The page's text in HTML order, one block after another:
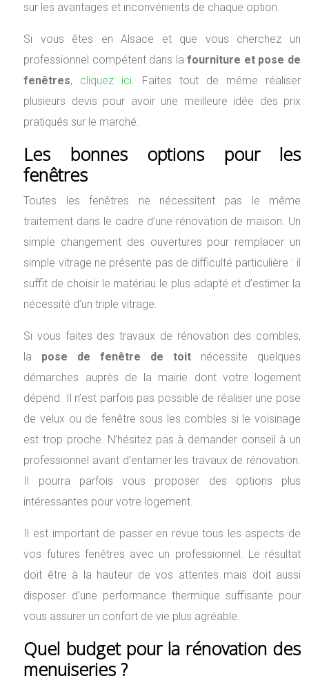
sur les avantages et inconvénients de chaque option.
Si vous êtes en Alsace et que vous cherchez un
professionnel compétent dans lafourniture et pose de
fenêtres, cliquez ici. Faites tout de même réaliser
plusieurs devis pour avoir une meilleure idée des prix
pratiqués sur le marché.
Les bonnes options pour les
fenêtres
Toutes les fenêtres ne nécessitent pas le même
traitement dans le cadre d’une rénovation de maison. Un
simple changement des ouvertures pour remplacer un
simple vitrage ne présente pas de difficulté particulière : il
suffit de choisir le matériau le plus adapté et d’estimer la
nécessité d’un triple vitrage.
Si vous faites des travaux de rénovation des combles,
la pose de fenêtre de toit nécessite quelques
démarches auprès de la mairie dont votre logement
dépend. Il n’est parfois pas possible de réaliser une pose
de velux ou de fenêtre sous les combles si le voisinage
est trop proche. N’hésitez pas à demander conseil à un
professionnel avant d’entamer les travaux de rénovation.
Il pourra parfois vous proposer des options plus
intéressantes pour votre logement.
Il est important de passer en revue tous les aspects de
vos futures fenêtres avec un professionnel. Le résultat
doit être à la hauteur de vos attentes mais doit aussi
disposer d’une performance thermique suffisante pour
vous assurer un confort de vie plus agréable.
Quel budget pour la rénovation des
menuiseries ?